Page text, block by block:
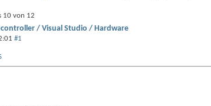
10 von 12
/ Visual Studio / Hardware
#1